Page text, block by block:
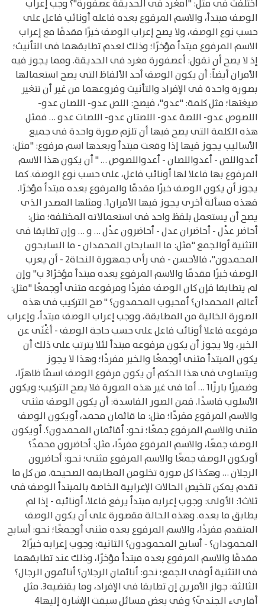
اختلفت فى مثل: "أمغرد فى الحديقة عصفورة"؟ وجب إعراب
الوصف مبتدأ، والاسم المرفوع بعده فاعله أونائب فاعل على
حسب نوع الوصف، ولا يصح إعراب الوصف خبرًا مقدمًا مع إعراب
الاسم المرفوع مبتدأ مؤخرًا؛ وذلك لعدم تطابقهما فى التأنيث؛
إذ لا يصح أن نقول: أعصفورة مغرد فى الحديقة. ومما يجوز فيه
الأمران أيضاً: أن يكون الوصف أحد الألفاظ التى يصح استعمالها
بصورة واحدة فى الإفراد والتأنيث وفروعهما من غير أن تتغير
صيغتها؛ مثل كلمة: "عدو"، فيصح: اللص عدو- اللصان عدو-
اللصوص عدو- اللصة عدو- اللصتان عدو- اللصات عدو … فمثل
هذه الكلمة التى يصح فيها أن تلزم صورة واحدة فى جميع
الأساليب يجوز فيها إذا وقعت مبتدأ وبعدها اسم مرفوع: "مثل:
أعدواللص - أعدواللصان - أعدواللصوص … " أن يكون هذا الاسم
المرفوع بها فاعلا لها أونائب فاعل، على حسب نوع الوصف. كما
يجوز أن يكون الوصف خبرًا مقدمًا والمرفوع بعده مبتدأ مؤخرًا.
فهذه مسألة أخرى يجوز فيها الأمران1. ومثلها المصدر الذى
يصح أن يستعمل بلفظ واحد فى استعمالاته المختلفة؛ مثل:
أحاضر عدْل - أحاضران عدل - أحاضرون عدْل … و … وإن تطابقا فى
التثنية أوالجمع "مثل: ما السابحان المحمدان - ما السابحون
المحمدون"، فالأحسن - فى رأى جمهورة النحاة2 - أن يعرب
الوصف خبرًا مقدمًا والاسم المرفوع بعده مبتدأ مؤخرًا3 ب" وإن
لم يتطابقا فإن كان الوصف مفردًا ومرفوعه مثنى أوجمعًا "مثل:
أعالم المحمدان؟ أمحبوب المحمدون؟ " صح التركيب فى هذه
الصورة الخالية من المطابقة، ووجب إعراب الوصف مبتدأ، وإعراب
مرفوعه فاعلا أونائب فاعل على حسب حاجة الوصف - أغْنَى عن
الخبر، ولا يجوز أن يكون مرفوعه مبتدأ لئلا يترتب على ذلك أن
يكون المبتدأ مثنى أوجمعًا والخبر مفردًا؛ وهذا لا يجوز
ويتساوى فى هذا الحكم أن يكون مرفوع الوصف اسمًا ظاهرًا،
وضميرًا بارزًا1 … أما فى غير هذه الصورة فلا يصح التركيب؛ ويكون
الأسلوب فاسدًا. فمن الصور الفاسدة: أن يكون الوصف مثنى
والاسم المرفوع مفردًا؛ مثل: ما قائمان محمد، أويكون الوصف
مثنى والاسم المرفوع جمعًا؛ نحو: أقائمان المحمدون؟. أويكون
الوصف جمعًا، والاسم المرفوع مفردًا، مثل: أحاضرون محمدٌ؟
أويكون الوصف جمعًا والاسم المرفوع مثنى؛ نحو: أحاضرون
الرجلان … وهكذا كل صورة تخلومن المطابقة الصحيحة. من كل ما
تقدم يمكن تلخيص الحالات الإعرابية الخاصة بالمبتدأ الوصف فى
ثلاث1: الأولى: وجوب إعرابه مبتدأ يرفع فاعلا، أونائبه - إذا لم
يطابق ما بعده. وهذه الحالة مقصورة على أن يكون الوصف
المتقدم مفردًا، والاسم المرفوع بعده مثنى أوجمعًا؛ نحو: أسابح
المحمودان؟ - أسابح المحمودون؟ الثانية: وجوب إعرابه خبرًا2
مقدمًا والاسم المرفوع بعده مبتدأ مؤخرًا، وذلك عند تطابقهما
فى التثنية أوفى الجمع؛ نحو: أنائمان الرجلان؟ أنائمون الرجال؟
الثالثة: جواز الأمرين إن تطابقا فى الإفراد، وما يقتضيه3. مثل
أقارىء الجندىّ؟ وفى بعض مسائل سبقت الإشارة إليها4